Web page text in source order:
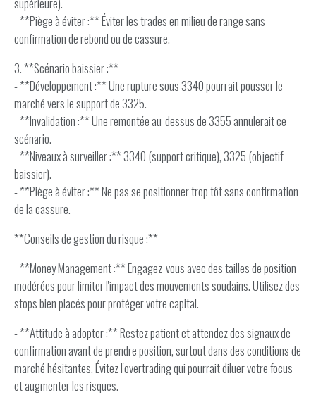
- **Piège à éviter :** Éviter les trades en milieu de range sans
confirmation de rebond ou de cassure.
3. **Scénario baissier :**
- **Développement :** Une rupture sous 3340 pourrait pousser le
marché vers le support de 3325.
- **Invalidation :** Une remontée au-dessus de 3355 annulerait ce
scénario.
- **Niveaux à surveiller :** 3340 (support critique), 3325 (objectif
baissier).
- **Piège à éviter :** Ne pas se positionner trop tôt sans confirmation
de la cassure.
**Conseils de gestion du risque :**
- **Money Management :** Engagez-vous avec des tailles de position
modérées pour limiter l'impact des mouvements soudains. Utilisez des
stops bien placés pour protéger votre capital.
- **Attitude à adopter :** Restez patient et attendez des signaux de
confirmation avant de prendre position, surtout dans des conditions de
marché hésitantes. Évitez l'overtrading qui pourrait diluer votre focus
et augmenter les risques.